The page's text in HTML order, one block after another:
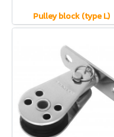
Pulley block (type L)